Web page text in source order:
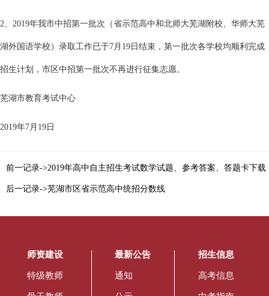
2、2019年我市中招第一批次（省示范高中和北师大芜湖附校、华师大芜
湖外国语学校）录取工作已于7月19日结束，第一批次各学校均顺利完成
招生计划，市区中招第一批次不再进行征集志愿。
芜湖市教育考试中心
2019年7月19日
前一记录->2019年高中自主招生考试数学试题、参考答案、答题卡下载
后一记录->芜湖市区省示范高中统招分数线
师资建设
特级教师
最新公告
通知
招生信息
高考信息